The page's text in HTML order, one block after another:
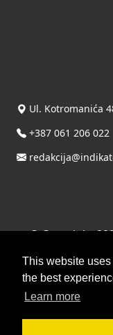
This website
the best
Learn more
Ul. Kotromanića
+387 061 206 022
©Copyright
Terms
Powered